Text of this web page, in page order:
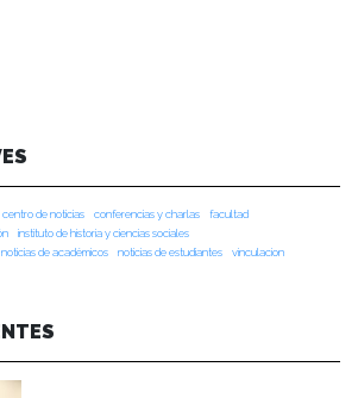
centro de noticias conferencias y charlas
facultad
instituto de historia y ciencias sociales
noticias de académicos noticias de estudiantes
vinculacion